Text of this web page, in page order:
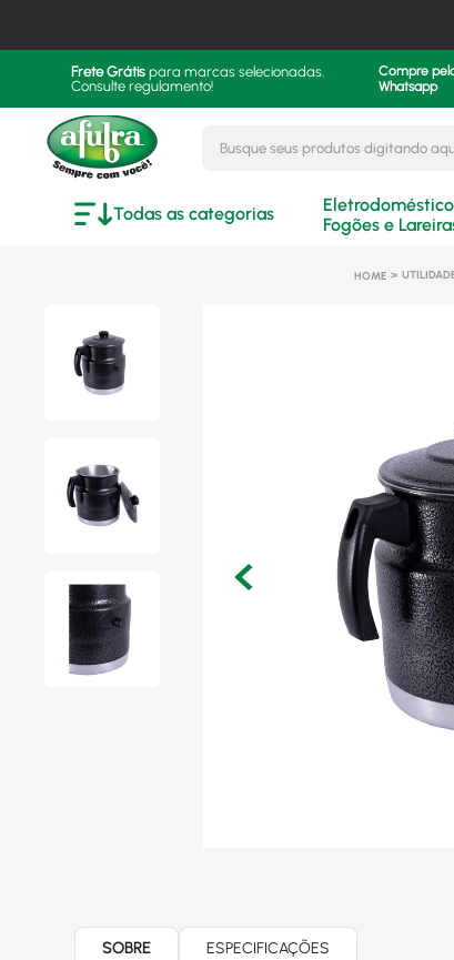
Frete Grátis para marcas selecionadas.
Consulte regulamento!
Compre
Whatsapp
Todas as categorias
Fogões e
SOBRE ESPECIFICAÇÕES